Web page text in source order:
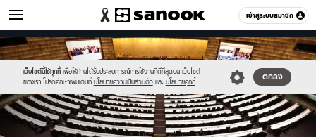
เข้าสู่ระบบสมาชิก
เศรษฐกิจ หมวดอื่นๆ
เว็บไซต์นี้ใช้คุกกี้ เพื่อให้ท่านได้รับประสบการณ์การใช้งานที่ดีที่สุดบน เว็บไซต์
ของเรา โปรดศึกษาเพิ่มเติมที่ นโยบายความเป็นส่วนตัว และ นโยบายคุกกี้
ตกลง
Sanook
//s.isanook.com/sr/0/images/logo-
new-
sanook.png
600
60
//s.isanook.com/mn/0/ud/131/659473/wow.jpg